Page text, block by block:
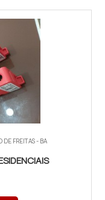
DE FREITAS - BA